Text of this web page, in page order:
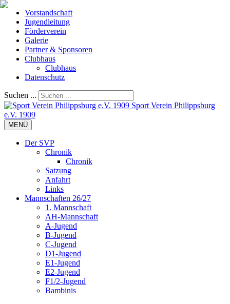
Vorstandschaft
Jugendleitung
Förderverein
Galerie
Partner & Sponsoren
Clubhaus
Clubhaus
Datenschutz
Suchen ...
Sport Verein Philippsburg
e.V. 1909
MENÜ
Der SVP
Chronik
Chronik
Satzung
Anfahrt
Links
Mannschaften 26/27
1. Mannschaft
AH-Mannschaft
A-Jugend
B-Jugend
C-Jugend
D1-Jugend
E1-Jugend
E2-Jugend
F1/2-Jugend
Bambinis